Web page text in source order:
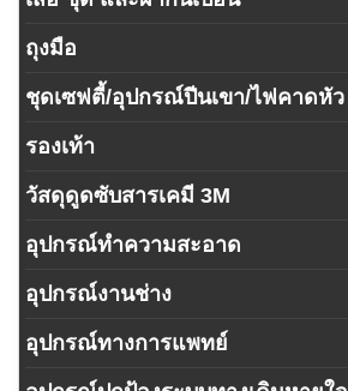
ถุงมือ
ชุดเซฟตี้/อุปกรณ์ปีนเขา/ไฟคาดหัว
รองเท้า
วัสดุดูดซับสารเคมี 3M
อุปกรณ์ทำความสะอาด
อุปกรณ์งานช่าง
อุปกรณ์ทางการแพทย์